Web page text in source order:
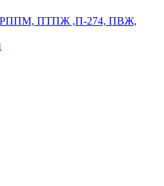
ПТПЖ ,П-274, ПВЖ,